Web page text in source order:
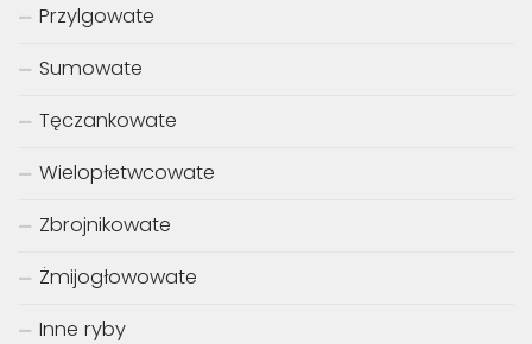
Przylgowate
Sumowate
Tęczankowate
Wielopłetwcowate
Zbrojnikowate
Żmijogłowowate
Inne ryby